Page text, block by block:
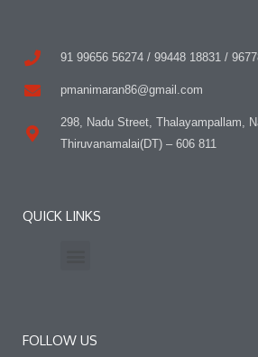
91 99656 56274 / 99448 18831 /
pmanimaran86@gmail.com
298, Nadu Street, Thalayampallam,
Thiruvanamalai(DT) – 606 811
QUICK LINKS
FOLLOW US